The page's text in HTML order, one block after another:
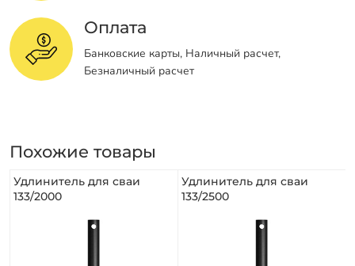
Оплата
Банковские карты, Наличный расчет,
Безналичный расчет
Похожие товары
Удлинитель для сваи
133/2000
Удлинитель для сваи
133/2500